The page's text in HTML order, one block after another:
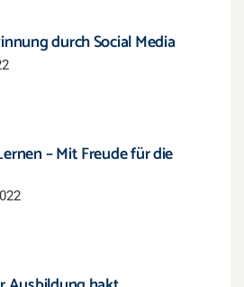
durch Social Media
– Mit Freude für die